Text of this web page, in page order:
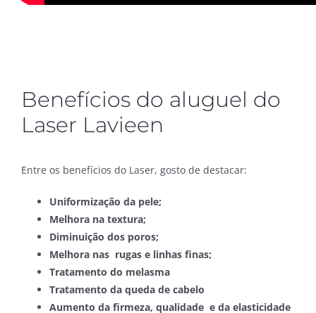
Benefícios do aluguel do
Laser Lavieen
Entre os benefícios do Laser, gosto de destacar:
Uniformização da pele;
Melhora na textura;
Diminuição dos poros;
Melhora nas rugas e linhas finas;
Tratamento do melasma
Tratamento da queda de cabelo
Aumento da firmeza, qualidade e da elasticidade